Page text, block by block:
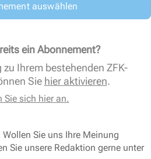
auswählen
ein Abonnement?
Ihrem bestehenden ZFK-
Sie hier aktivieren.
Sie sich hier an.
Sie uns Ihre Meinung
Sie unsere Redaktion gerne unter